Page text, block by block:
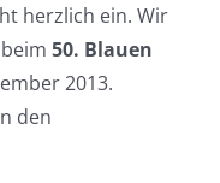
herzlich ein. Wir
50. Blauen
2013.
den